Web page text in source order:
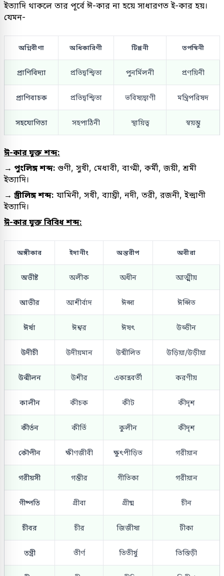
ইত্যাদি থাকলে তার পূর্বে ঈ-কার না হয়ে সাধারণত ই-কার হয়।
যেমন-
অগ্নিবীণা অধিকারিণী টিপ্পনী তপস্বিনী
প্রাণিবিদ্যা প্রতিদ্বন্দ্বিতা পুনর্মিলনী প্রণয়িনী
প্রাণিবাচক প্রতিদ্বন্দ্বিতা ভবিষ্যদ্বাণী মন্ত্রিপরিষদ
সহযোগিতা সহপাঠিনী স্থায়িত্ব স্বয়ম্ভু
ঈ-কার যুক্ত শব্দ:
→ পুংলিঙ্গ শব্দ: গুণী, সুখী, মেধাবী, বাগ্মী, কর্মী, জয়ী, শ্রমী
ইত্যাদি।
→ স্ত্রীলিঙ্গ শব্দ: যামিনী, সখী, ব্যাঘ্রী, নদী, তরী, রজনী, ইন্দ্রাণী
ইত্যাদি।
ঈ-কার যুক্ত বিবিধ শব্দ:
অঙ্গীকার ইদানীং অন্তরীপ অবীরা
অভীষ্ট অলীক অধীন আত্মীয়
আভীর আশীর্বাদ ঈপ্সা ঈপ্সিত
ঈর্ষা ঈশ্বর ঈষৎ উড্ডীন
উদীচী উদীয়মান উন্মীলিত উড়িয়া/উড়ীয়া
উন্মীলন উশীর একান্নবর্তী করণীয়
কালীন কীচক কীট কীদৃশ
কীর্তন কীর্তি কুলীন কীদৃশ
কৌপীন ক্ষীণজীবী ক্ষুৎপীড়িত গরীয়ান
গরীয়সী গম্ভীর গীতিকা গরীয়ান
গীষ্পতি গ্রীবা গ্রীষ্ম চীন
চীবর চীর জিজীষা টীকা
তন্ত্রী তীর্ণ তিতীর্ষু তিস্তিড়ী